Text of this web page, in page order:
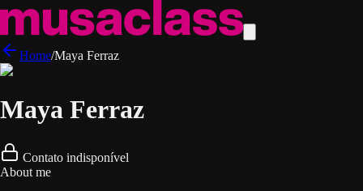
Home/Maya Ferraz
Maya Ferraz
Contato indisponível
About me